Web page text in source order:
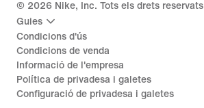
© 2026 Nike, Inc. Tots els drets reservats
Guies
Condicions d'ús
Condicions de venda
Informació de l'empresa
Política de privadesa i galetes
Configuració de privadesa i galetes